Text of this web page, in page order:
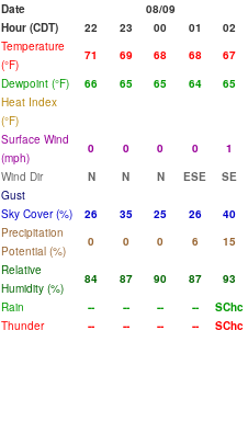
Date
08/09
Hour (CDT)
22 23 00 01 02
Temperature
(°F)
71 69 68 68 67
Dewpoint (°F)
66 65 65 64 65
Heat Index
(°F)
Surface Wind
(mph)
0 0 0 0 1
Wind Dir
N N N ESE SE
Gust
Sky Cover (%)
26 35 25 26 40
Precipitation
Potential (%)
0 0 0 6 15
Relative
Humidity (%)
84 87 90 87 93
Rain
-- -- -- -- SChc
Thunder
-- -- -- -- SChc